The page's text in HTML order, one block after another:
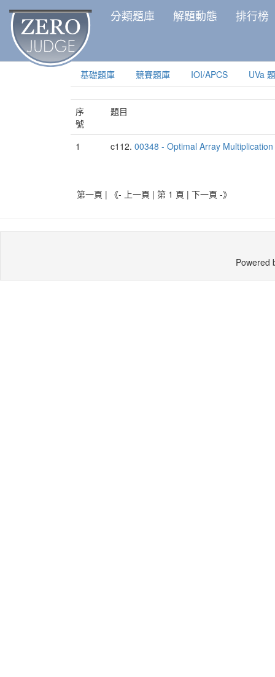
分類題庫 解題動態 排行榜
基礎題庫 競賽題庫 IOI/APCS UVa
序
號
題目
1 c112. 00348 - Optimal Array
第一頁 | 《- 上一頁 | 第 1 頁 | 下一頁 -》
Powered